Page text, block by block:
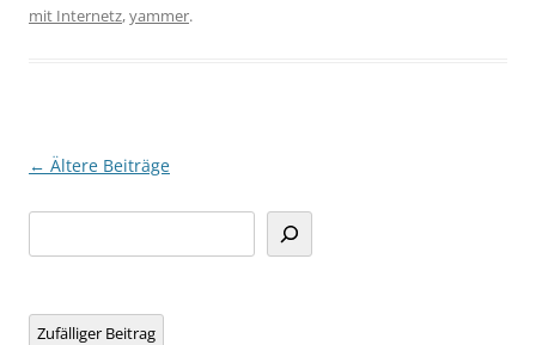
mit Internetz,yammer.
Beitragsnavigation
← Ältere Beiträge
Zufälliger Beitrag